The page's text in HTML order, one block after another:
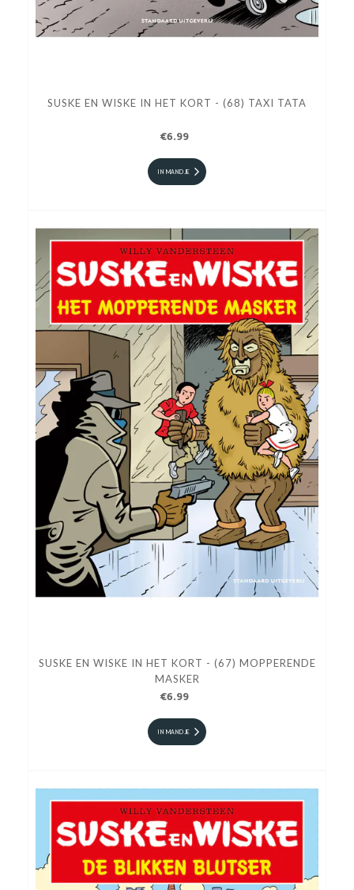
SUSKE EN WISKE IN HET KORT - (68) TAXI TATA
€6.99
IN MANDJE
SUSKE EN WISKE IN HET KORT - (67) MOPPERENDE
MASKER
€6.99
IN MANDJE